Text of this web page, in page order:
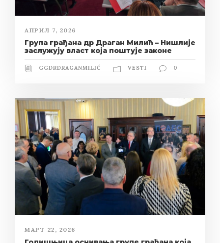
АПРИЛ 7, 2026
Група грађана др Драган Милић – Нишлије
заслужују власт која поштује законе
GGDRDRAGANMILIĆ VESTI 0
МАРТ 22, 2026